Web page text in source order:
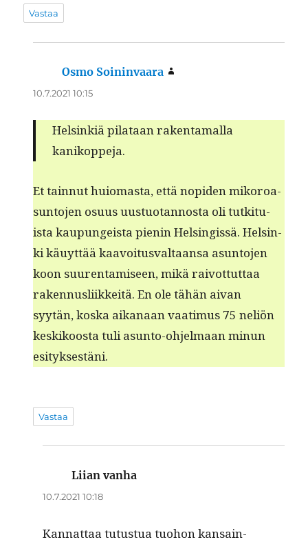
Vastaa
Osmo Soininvaara
10.7.2021 10:15
Helsinkiä pilataan rak­en­ta­mal­la
kanikoppeja.
Et tain­nut huiomas­ta, että nopi­den miko­roa­
sun­to­jen osu­us uus­tuotan­nos­ta oli tutk­i­tu­
ista kaupungeista pienin Helsingis­sä. Helsin­
ki käuyt­tää kaavoitus­val­taansa asun­to­jen
koon suurentamiseen, mikä raiv­ot­tut­taa
raken­nus­li­ikkeitä. En ole tähän aivan
syytän, kos­ka aikanaan vaa­timus 75 neliön
keskikoos­ta tuli asun­to-ohjel­maan min­un
esityksestäni.
Vastaa
Liian vanha
10.7.2021 10:18
Kan­nat­taa tutus­tua tuo­hon kan­sain­